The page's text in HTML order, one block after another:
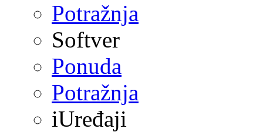
Potražnja
Softver
Ponuda
Potražnja
iUređaji